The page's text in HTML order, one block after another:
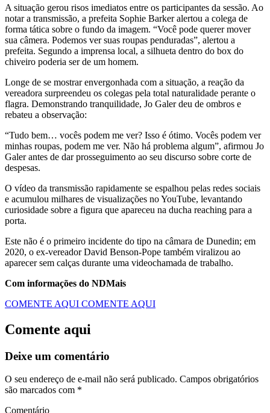
A situação gerou risos imediatos entre os participantes da sessão. Ao
notar a transmissão, a prefeita Sophie Barker alertou a colega de
forma tática sobre o fundo da imagem. “Você pode querer mover
sua câmera. Podemos ver suas roupas penduradas”, alertou a
prefeita. Segundo a imprensa local, a silhueta dentro do box do
chiveiro poderia ser de um homem.
Longe de se mostrar envergonhada com a situação, a reação da
vereadora surpreendeu os colegas pela total naturalidade perante o
flagra. Demonstrando tranquilidade, Jo Galer deu de ombros e
rebateu a observação:
“Tudo bem… vocês podem me ver? Isso é ótimo. Vocês podem ver
minhas roupas, podem me ver. Não há problema algum”, afirmou Jo
Galer antes de dar prosseguimento ao seu discurso sobre corte de
despesas.
O vídeo da transmissão rapidamente se espalhou pelas redes sociais
e acumulou milhares de visualizações no YouTube, levantando
curiosidade sobre a figura que apareceu na ducha reaching para a
porta.
Este não é o primeiro incidente do tipo na câmara de Dunedin; em
2020, o ex-vereador David Benson-Pope também viralizou ao
aparecer sem calças durante uma videochamada de trabalho.
Com informações do NDMais
COMENTE AQUI COMENTE AQUI
Comente aqui
Deixe um comentário
O seu endereço de e-mail não será publicado. Campos obrigatórios
são marcados com *
Comentário